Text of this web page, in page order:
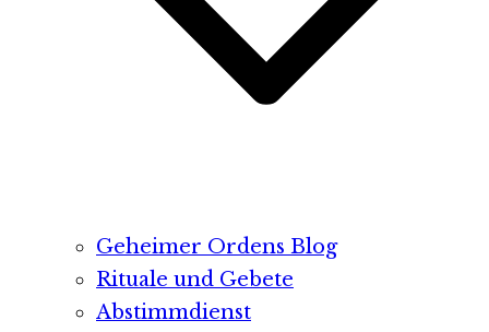
Geheimer Ordens Blog
Rituale und Gebete
Abstimmdienst